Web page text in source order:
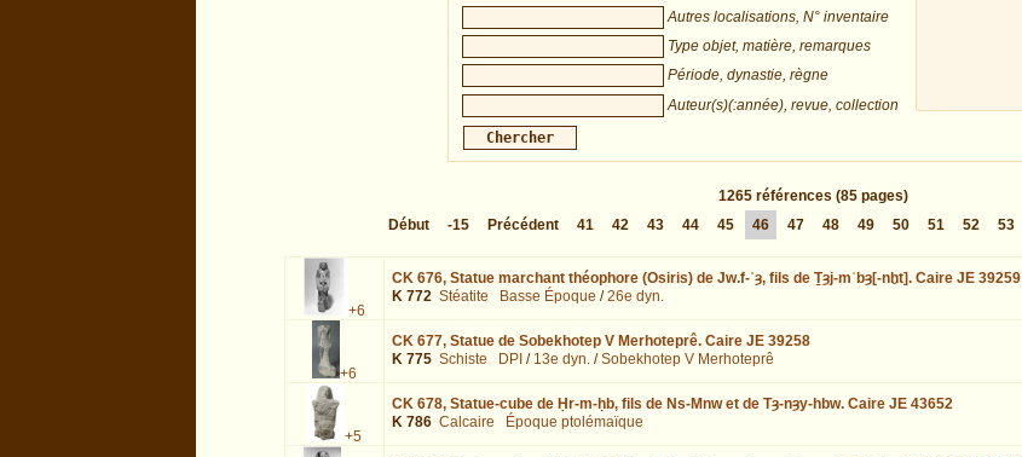
Autres localisations, N° inventaire
Type objet, matière, remarques
Période, dynastie, règne
Auteur(s)(:année), revue, collection
1265 références (85 pages)
Début
-15 Précédent 41 42 43 44 45 46 47 48 49 50 51 52 53
+6
CK 676, Statue marchant théophore (Osiris) de Jw.f-ʿȝ, fils de Ṯȝj-mʿbȝ[-nḫt]. Caire JE 39259
K 772 Stéatite Basse Époque /26e dyn.
+6
CK 677, Statue de Sobekhotep V Merhoteprê. Caire JE 39258
K 775 Schiste DPI / 13e dyn. /Sobekhotep V Merhoteprê
+5
CK 678, Statue-cube de Ḥr-m-ḥb, fils de Ns-Mnw et de Tȝ-nȝy-hbw. Caire JE 43652
K 786 Calcaire Époque ptolémaïque